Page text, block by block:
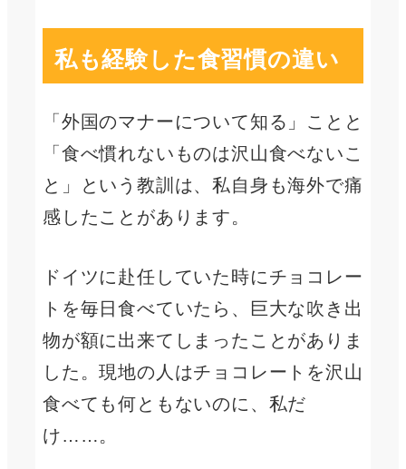
私も経験した食習慣の違い
「外国のマナーについて知る」ことと
「食べ慣れないものは沢山食べないこ
と」という教訓は、私自身も海外で痛
感したことがあります。
ドイツに赴任していた時にチョコレー
トを毎日食べていたら、巨大な吹き出
物が額に出来てしまったことがありま
した。現地の人はチョコレートを沢山
食べても何ともないのに、私だ
け……。